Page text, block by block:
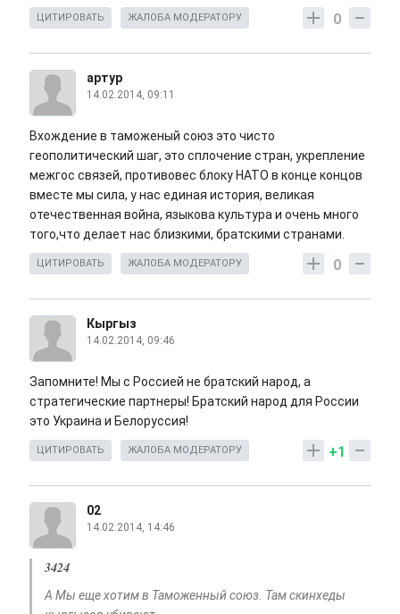
0
ЦИТИРОВАТЬ ЖАЛОБА МОДЕРАТОРУ
артур
14.02.2014, 09:11
Вхождение в таможеный союз это чисто
геополитический шаг, это сплочение стран, укрепление
межгос связей, противовес блоку НАТО в конце концов
вместе мы сила, у нас единая история, великая
отечественная война, языкова культура и очень много
того,что делает нас близкими, братскими странами.
0
ЦИТИРОВАТЬ ЖАЛОБА МОДЕРАТОРУ
Кыргыз
14.02.2014, 09:46
Запомните! Мы с Россией не братский народ, а
стратегические партнеры! Братский народ для России
это Украина и Белоруссия!
+1
ЦИТИРОВАТЬ ЖАЛОБА МОДЕРАТОРУ
02
14.02.2014, 14:46
3424
А Мы еще хотим в Таможенный союз. Там скинхеды